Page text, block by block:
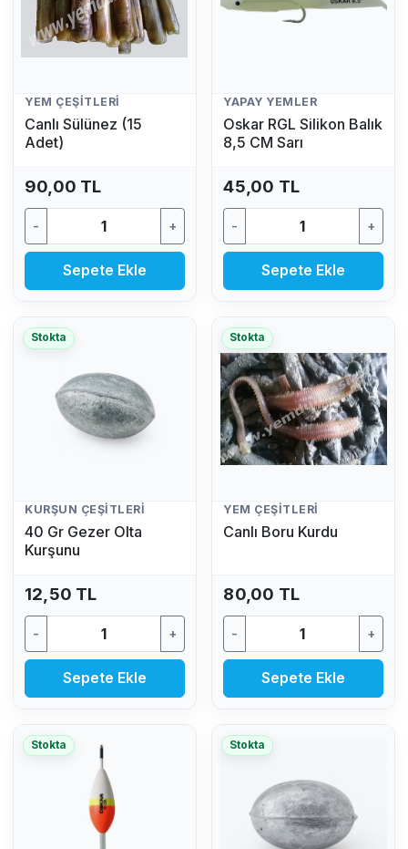
YEM ÇEŞITLERI
Canlı Sülünez (15
Adet)
90,00 TL
- +
Sepete Ekle
YAPAY YEMLER
Oskar RGL Silikon Balık
8,5 CM Sarı
45,00 TL
- +
Sepete Ekle
Stokta
KURŞUN ÇEŞITLERI
40 Gr Gezer Olta
Kurşunu
12,50 TL
- +
Sepete Ekle
Stokta
YEM ÇEŞITLERI
Canlı Boru Kurdu
80,00 TL
- +
Sepete Ekle
Stokta Stokta